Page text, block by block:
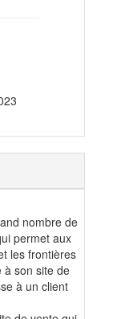
nombre de
permet aux
les frontières
à son site de
à un client